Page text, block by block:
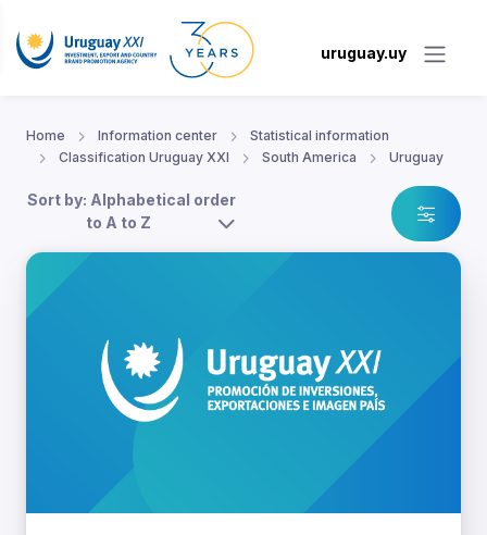
uruguay.uy
Home Information center
Statistical information
Classification Uruguay XXI
South America Uruguay
Sort by: Alphabetical order
to A to Z